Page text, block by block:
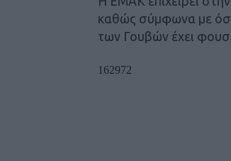
καθώς σύμφωνα με
των Γουβών έχει